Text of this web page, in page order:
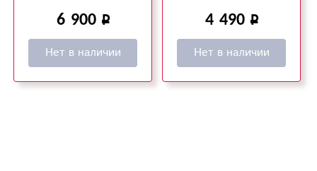
6 900
Нет в наличии
4 490
Нет в наличии